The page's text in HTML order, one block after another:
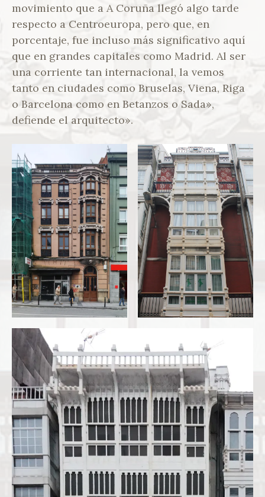
movimiento que a A Coruña llegó algo tarde
respecto a Centroeuropa, pero que, en
porcentaje, fue incluso más significativo aquí
que en grandes capitales como Madrid. Al ser
una corriente tan internacional, la vemos
tanto en ciudades como Bruselas, Viena, Riga
o Barcelona como en Betanzos o Sada»,
defiende el arquitecto».